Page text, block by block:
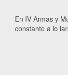
En IV Armas y
constante a lo